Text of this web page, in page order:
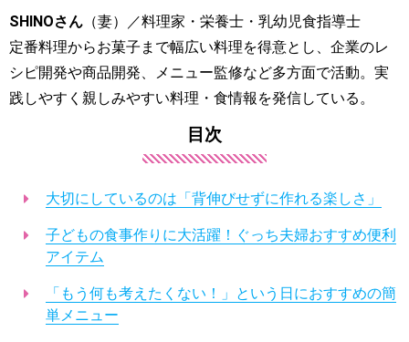
SHINOさん （妻）／料理家・栄養士・乳幼児食指導士
定番料理からお菓子まで幅広い料理を得意とし、企業のレ
シピ開発や商品開発、メニュー監修など多方面で活動。実
践しやすく親しみやすい料理・食情報を発信している。
目次
大切にしているのは「背伸びせずに作れる楽しさ」
子どもの食事作りに大活躍！ぐっち夫婦おすすめ便利
アイテム
「もう何も考えたくない！」という日におすすめの簡
単メニュー